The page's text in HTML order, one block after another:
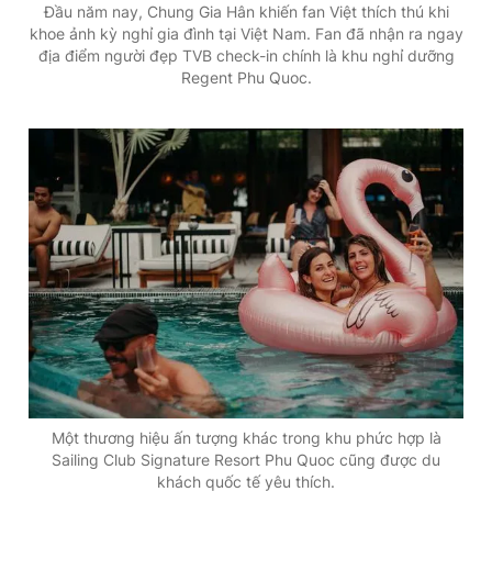
Đầu năm nay, Chung Gia Hân khiến fan Việt thích thú khi
khoe ảnh kỳ nghỉ gia đình tại Việt Nam. Fan đã nhận ra ngay
địa điểm người đẹp TVB check-in chính là khu nghỉ dưỡng
Regent Phu Quoc.
Một thương hiệu ấn tượng khác trong khu phức hợp là
Sailing Club Signature Resort Phu Quoc cũng được du
khách quốc tế yêu thích.